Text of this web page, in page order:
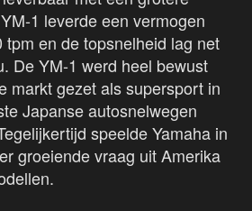
1 leverde een vermogen
en de topsnelheid lag net
De YM-1 werd heel bewust
markt gezet als supersport in
Japanse autosnelwegen
speelde Yamaha in
groeiende vraag uit Amerika